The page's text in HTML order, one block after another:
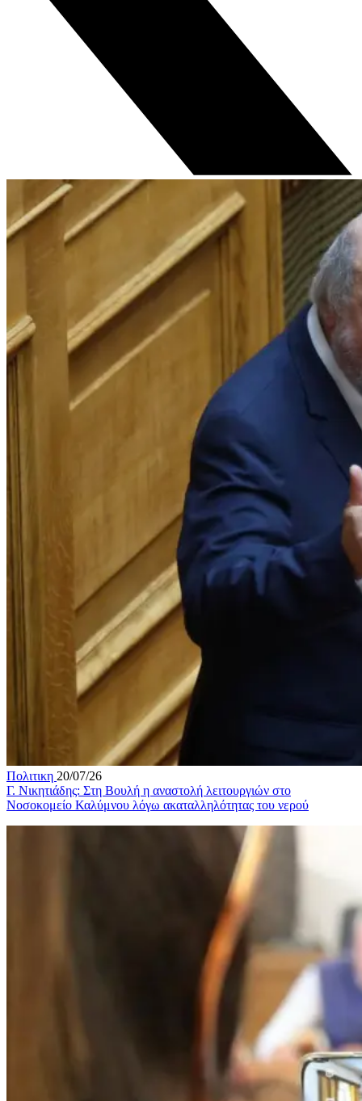
Πολιτικη 20/07/26
Γ. Νικητιάδης: Στη Βουλή η αναστολή λειτουργιών στο
Νοσοκομείο Καλύμνου λόγω ακαταλληλότητας του νερού